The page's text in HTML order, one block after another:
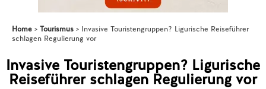
Home Tourismus
Invasive Touristengruppen? Ligurische Reiseführer
schlagen Regulierung vor
Invasive Touristengruppen? Ligurische
Reiseführer schlagen Regulierung vor